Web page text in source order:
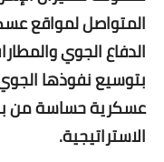
المتواصل لمواقع
الدفاع الجوي
بتوسيع نفوذها
عسكرية حساسة من
الاستراتيجية.